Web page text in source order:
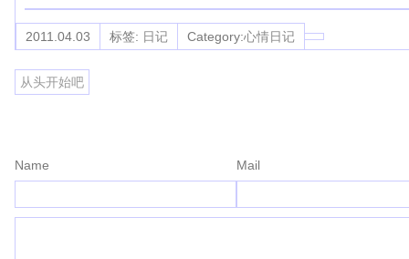
2011.04.03 标签: 日记 Category:心情日记
从头开始吧
Name Mail